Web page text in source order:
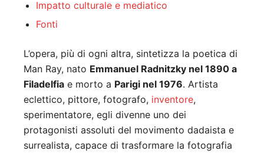
Impatto culturale e mediatico
Fonti
L’opera, più di ogni altra, sintetizza la poetica di
Man Ray, nato Emmanuel Radnitzky nel 1890 a
Filadelfia e morto a Parigi nel 1976. Artista
eclettico, pittore, fotografo, inventore,
sperimentatore, egli divenne uno dei
protagonisti assoluti del movimento dadaista e
surrealista, capace di trasformare la fotografia